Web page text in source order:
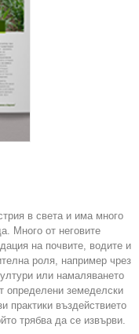
в света и има много
Много от неговите
на почвите, водите и
роля, например чрез
или намаляването
определени земеделски
практики въздействието
трябва да се извърви.